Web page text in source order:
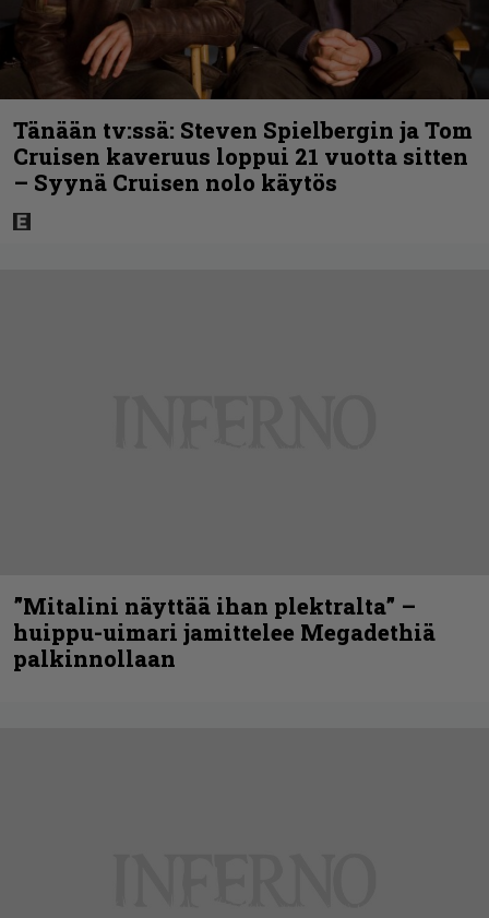
Tänään tv:ssä: Steven Spielbergin ja Tom
Cruisen kaveruus loppui 21 vuotta sitten
– Syynä Cruisen nolo käytös
”Mitalini näyttää ihan plektralta” –
huippu-uimari jamittelee Megadethiä
palkinnollaan